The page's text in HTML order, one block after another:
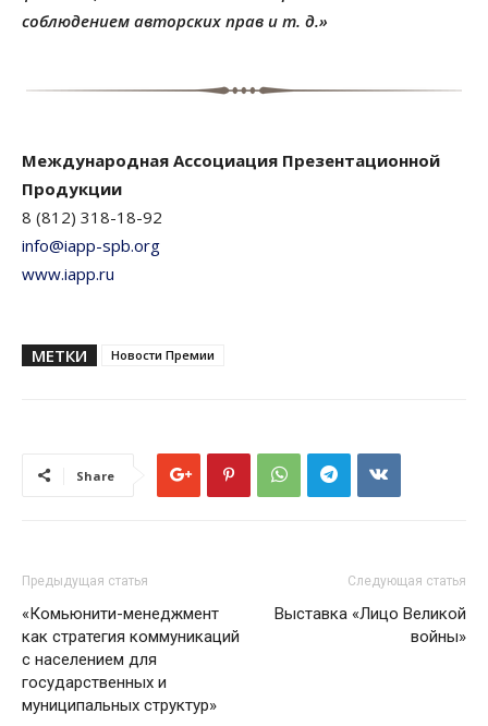
соблюдением авторских прав и т. д.»
Международная Ассоциация Презентационной
Продукции
8 (812) 318-18-92
info@iapp-spb.org
www.iapp.ru
МЕТКИ Новости Премии
Share
Предыдущая статья
«Комьюнити-менеджмент
как стратегия коммуникаций
с населением для
государственных и
муниципальных структур»
Следующая статья
Выставка «Лицо Великой
войны»